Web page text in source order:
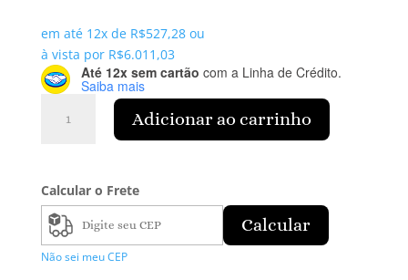
em até 12x de R$527,28 ou
à vista por R$6.011,03
Até 12x sem cartão com a Linha de Crédito.
Saiba mais
Redonda
quantidade
Adicionar ao carrinho
Calcular o Frete
Calcular
Não sei meu CEP